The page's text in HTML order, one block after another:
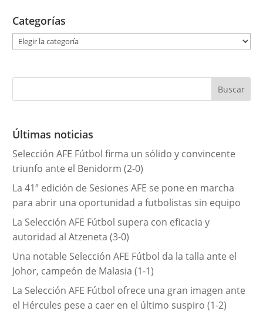
Categorías
g
r
a
s
Últimas noticias
Selección AFE Fútbol firma un sólido y convincente
triunfo ante el Benidorm (2-0)
La 41ª edición de Sesiones AFE se pone en marcha
para abrir una oportunidad a futbolistas sin equipo
La Selección AFE Fútbol supera con eficacia y
autoridad al Atzeneta (3-0)
Una notable Selección AFE Fútbol da la talla ante el
Johor, campeón de Malasia (1-1)
La Selección AFE Fútbol ofrece una gran imagen ante
el Hércules pese a caer en el último suspiro (1-2)